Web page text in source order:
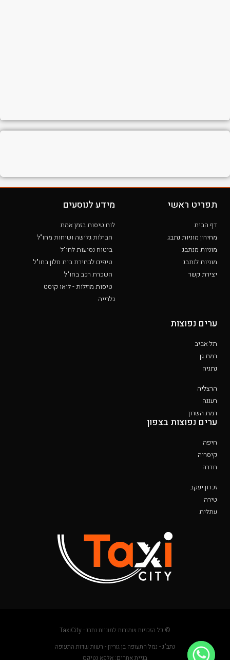
תפריט ראשי
דף הבית
מחירון מוניות נתבג
מוניות מנתבג
מוניות לנתבג
יצירת קשר
מידע לנוסעים
לוח טיסות בזמן אמת
חבילות גלישה ושיחות מחו"ל
ביטוח נסיעות לחו"ל
טיפים לבחירת בית מלון בחו"ל
השכרת רכב בחו"ל
טיסות מוזלות - לואו קוסט
גלרייה
ערים נפוצות
תל אביב
רמת גן
נתניה
הרצליה
רעננה
רמת השרון
ערים נפוצות בצפון
חיפה
קיסריה
חדרה
זכרון יעקב
טירה
עתלית
© כל הזכויות שמורות למוניות נתבג - TaxiCity
נתב"ג - נמל התעופה בן גוריון - רשות שדות התעופה
בניית אתרים: אלפא נטיקס